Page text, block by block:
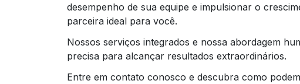
desempenho de sua equipe e impulsionar o
parceira ideal para você.
Nossos serviços integrados e nossa abordagem
precisa para alcançar resultados extraordinários.
Entre em contato conosco e descubra como